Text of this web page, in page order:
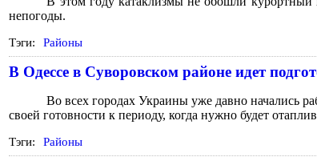
непогоды.
Тэги: Районы
В Одессе в Суворовском районе идет
Во всех городах Украины уже давно начались
своей готовности к периоду, когда нужно будет
Тэги: Районы